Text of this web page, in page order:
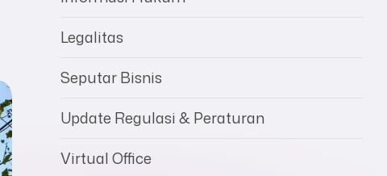
Legalitas
Seputar Bisnis
Update Regulasi & Peraturan
Virtual Office